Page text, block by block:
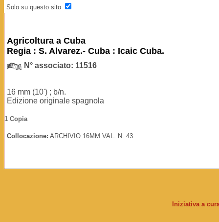
Solo su questo sito
Agricoltura a Cuba
Regia : S. Alvarez.- Cuba : Icaic Cuba.
N° associato: 11516
16 mm (10') ; b/n.
Edizione originale spagnola
1 Copia
Collocazione: ARCHIVIO 16MM VAL. N. 43
Iniziativa a